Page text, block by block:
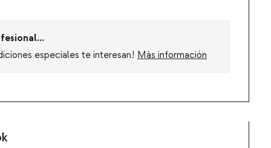
especiales te interesan! Más información